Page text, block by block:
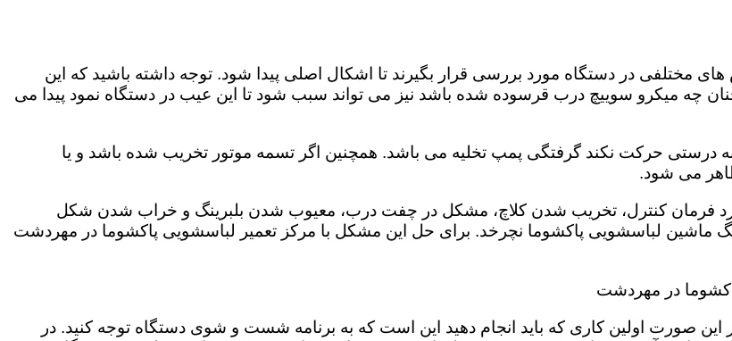
در دستگاه مورد بررسی قرار بگیرند تا اشکال اصلی پیدا شود. توجه داشته باشید که این
چه میکرو سوییچ درب قرسوده شده باشد نیز می تواند سبب شود تا این عیب در دستگاه نمود پیدا می
درستی حرکت نکند گرفتگی پمپ تخلیه می باشد. همچنین اگر تسمه موتور تخریب شده باشد و یا
می شود.
برد فرمان کنترل، تخریب شدن کلاچ، مشکل در چفت درب، معیوب شدن بلبرینگ و خراب شدن شکل
لباسشویی پاکشوما نچرخد. برای حل این مشکل با مرکز تعمیر لباسشویی پاکشوما در مهردشت
در مهردشت
صورت اولین کاری که باید انجام دهید این است که به برنامه شست و شوی دستگاه توجه کنید. در